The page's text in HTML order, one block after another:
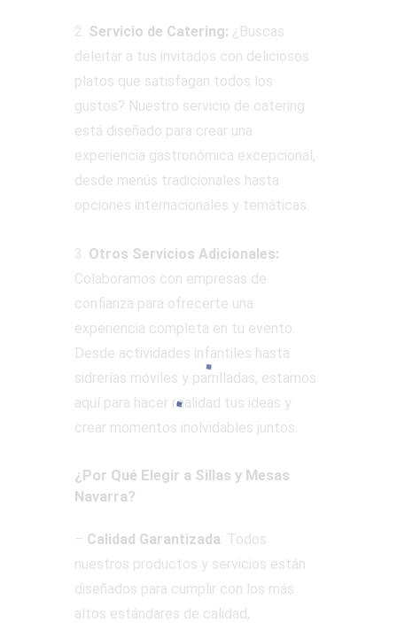
2. Servicio de Catering: ¿Buscas
deleitar a tus invitados con deliciosos
platos que satisfagan todos los
gustos? Nuestro servicio de catering
está diseñado para crear una
experiencia gastronómica excepcional,
desde menús tradicionales hasta
opciones internacionales y temáticas.
3. Otros Servicios Adicionales:
Colaboramos con empresas de
confianza para ofrecerte una
experiencia completa en tu evento.
Desde actividades infantiles hasta
sidrerías móviles y parrilladas, estamos
aquí para hacer realidad tus ideas y
crear momentos inolvidables juntos.
¿Por Qué Elegir a Sillas y Mesas
Navarra?
– Calidad Garantizada: Todos
nuestros productos y servicios están
diseñados para cumplir con los más
altos estándares de calidad,